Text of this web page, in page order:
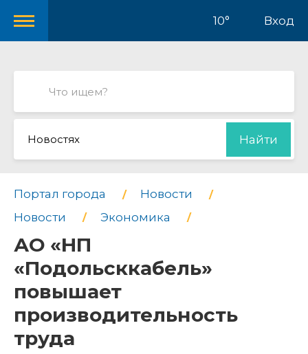
10° Вход
Новостях Найти
Портал города
Новости
Новости
Экономика
АО «НП
«Подольсккабель»
повышает
производительность
труда